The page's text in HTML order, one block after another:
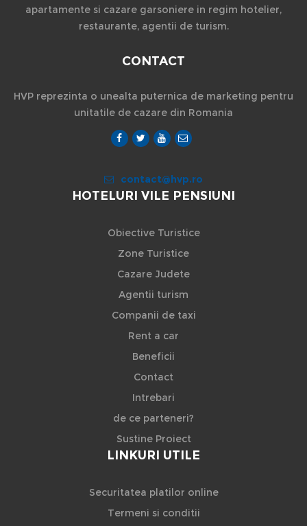
apartamente si cazare garsoniere in regim hotelier,
restaurante, agentii de turism.
CONTACT
HVP reprezinta o unealta puternica de marketing pentru
unitatile de cazare din Romania
contact@hvp.ro
HOTELURI VILE PENSIUNI
Obiective Turistice
Zone Turistice
Cazare Judete
Agentii turism
Companii de taxi
Rent a car
Beneficii
Contact
Intrebari
de ce parteneri?
Sustine Proiect
LINKURI UTILE
Securitatea platilor online
Termeni si conditii